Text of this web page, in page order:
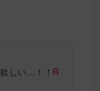
しい…！！ R